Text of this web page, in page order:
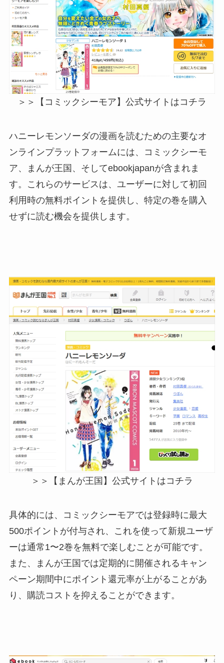
＞＞【コミックシーモア】公式サイトはコチラ
ハニーレモンソーダの漫画を読むための主要なオ
ンラインプラットフォームには、コミックシーモ
ア、まんが王国、そしてebookjapanが含まれま
す。これらのサービスは、ユーザーに対して初回
利用時の無料ポイントを提供し、特定の巻を購入
せずに読む機会を提供します。
＞＞【まんが王国】公式サイトはコチラ
具体的には、コミックシーモアでは登録時に最大
500ポイントが付与され、これを使って新規ユーザ
ーは通常1〜2巻を無料で楽しむことが可能です。
また、まんが王国では定期的に開催されるキャン
ペーン期間中にポイント還元率が上がることがあ
り、購読コストを抑えることができます。